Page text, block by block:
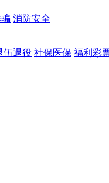
消防安全
伍退役 社保医保 福利彩